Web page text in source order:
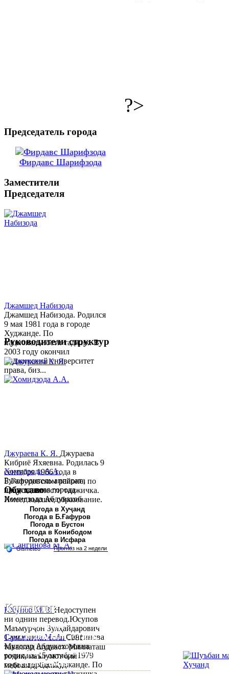
?>
Председатель города
Фирдавс Шарифзода
Заместители
Председателя
Джамшед Набизода
Джамшед Набизода. Родился
9 мая 1981 года в городе
Худжанде. По
национальности таджик. В
2003 году окончил
Таджикский университет
права, биз...
Хомидзода А.А.
Руководитель аппарата
председателя города
Хомидзода Абдувахоб
Абдумаджид родился 8
июня 1978 года в городе
Худжанде. По
национальности...
Сангинова М. А.Сангинова
Муяссар Абдукахоровна
родилась 15 октября 1979
года в городе Худжанде. По
Руководители структур
Джураева К. Я. Джураева
Кибриё Яхяевна. Родилась 9
сентября 1966 года в
Б.Гафуровском районе, по
национальности таджичка.
Имеет высшее образование.
В 1997 ...
Юсупов М. З.Недоступен
ни однин перевод.Юсупов
Маъмурҷон Зулҳайдарович
1-уми июни соли 1981
таваллуд шудааст. Миллаташ
тоҷик, маълумот олӣ
мебошад. Соли...
Обу хаво
Погода в Хуҷанд
Погода в Б.Ғафуров
Погода в Бустон
Погода в Конибодом
Погода в Исфара
Контакты:
Республика Таджикистан,
Согдийскый область,
город Худжанд, проспект
Р.Набиева 39.